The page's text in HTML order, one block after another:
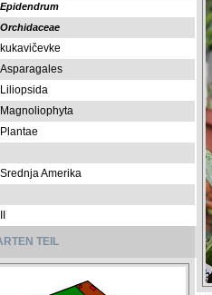
Epidendrum
Orchidaceae
kukavičevke
Asparagales
Liliopsida
Magnoliophyta
Plantae
Srednja Amerika
TEIL